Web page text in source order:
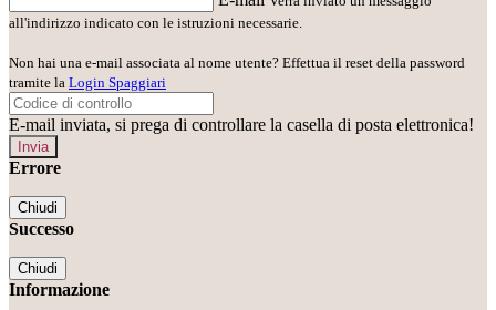
all'indirizzo indicato con le istruzioni necessarie.
Non hai una e-mail associata al nome utente? Effettua il reset della password
tramite la Login Spaggiari
E-mail inviata, si prega di controllare la casella di posta elettronica!
Errore
Chiudi
Successo
Chiudi
Informazione